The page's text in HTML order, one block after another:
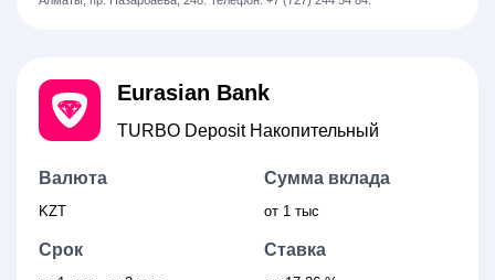
Eurasian Bank
TURBO Deposit Накопительный
Валюта
KZT
Сумма вклада
от 1 тыс
Срок Ставка